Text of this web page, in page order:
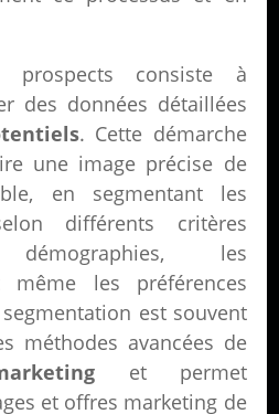
prospects consiste à
des données détaillées
. Cette démarche
une image précise de
en segmentant les
différents critères
les
même les préférences
est souvent
méthodes avancées de
et permet
et offres marketing de